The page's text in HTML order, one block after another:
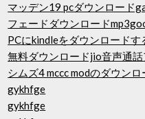
マッデン19 pcダウンロード
フェードダウンロード
PCにkindleをダウンロードす
無料ダウンロードjio音声通話
シムズ4 mccc modのダウンロ
gykhfge
gykhfge